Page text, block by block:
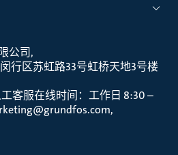
公司
行区苏虹路33号虹桥天地3号楼
客服在线时间：工作日 8:30 –